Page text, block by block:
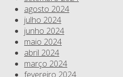
agosto 2024
julho 2024
junho 2024
maio 2024
abril 2024
março 2024
fevereiro 2024